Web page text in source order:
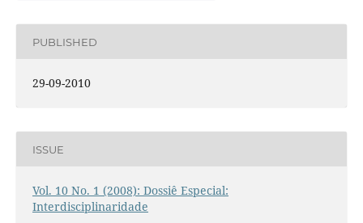
PUBLISHED
29-09-2010
ISSUE
Vol. 10 No. 1 (2008): Dossiê Especial:
Interdisciplinaridade